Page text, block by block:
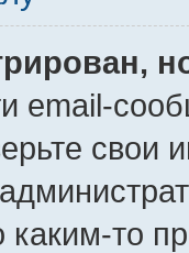
email-
свои
каким-то